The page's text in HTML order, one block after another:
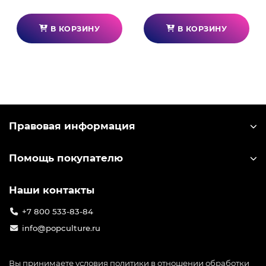
В КОРЗИНУ В КОРЗИНУ
Правовая информация
Помощь покупателю
Наши контакты
+7 800 533-83-84
info@popculture.ru
Вы принимаете условия политики в отношении обработки